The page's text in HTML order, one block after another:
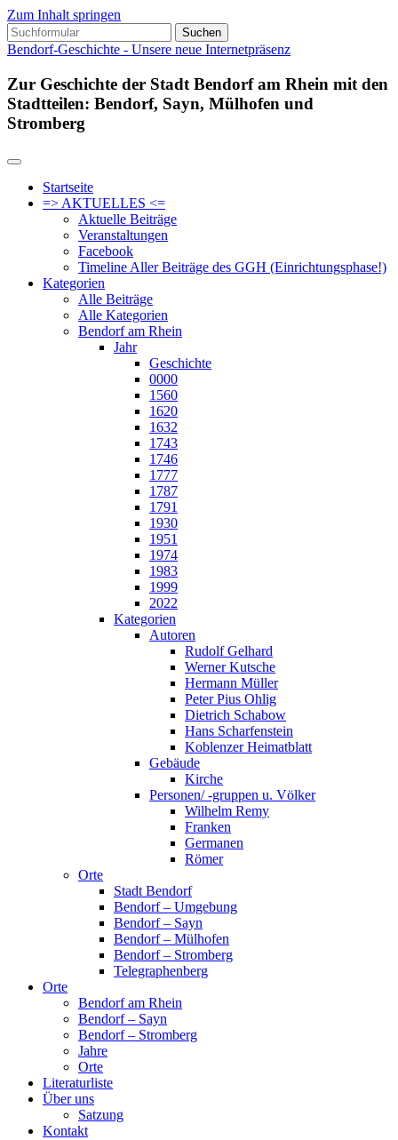
Zum Inhalt springen
Suchen
nach:
Bendorf-Geschichte - Unsere neue Internetpräsenz
Zur Geschichte der Stadt Bendorf am Rhein mit den
Stadtteilen: Bendorf, Sayn, Mülhofen und
Stromberg
Startseite
=> AKTUELLES <=
Aktuelle Beiträge
Veranstaltungen
Facebook
Timeline Aller Beiträge des GGH (Einrichtungsphase!)
Kategorien
Alle Beiträge
Alle Kategorien
Bendorf am Rhein
Jahr
Geschichte
0000
1560
1620
1632
1743
1746
1777
1787
1791
1930
1951
1974
1983
1999
2022
Kategorien
Autoren
Rudolf Gelhard
Werner Kutsche
Hermann Müller
Peter Pius Ohlig
Dietrich Schabow
Hans Scharfenstein
Koblenzer Heimatblatt
Gebäude
Kirche
Personen/ -gruppen u. Völker
Wilhelm Remy
Franken
Germanen
Römer
Orte
Stadt Bendorf
Bendorf – Umgebung
Bendorf – Sayn
Bendorf – Mülhofen
Bendorf – Stromberg
Telegraphenberg
Orte
Bendorf am Rhein
Bendorf – Sayn
Bendorf – Stromberg
Jahre
Orte
Literaturliste
Über uns
Satzung
Kontakt